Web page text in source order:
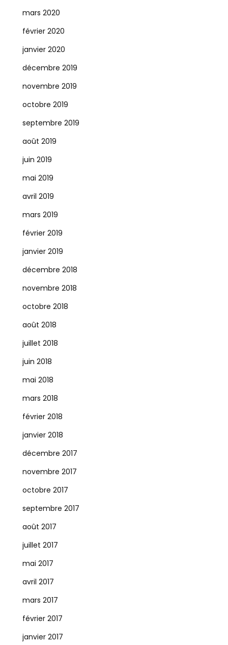
mars 2020
février 2020
janvier 2020
décembre 2019
novembre 2019
octobre 2019
septembre 2019
août 2019
juin 2019
mai 2019
avril 2019
mars 2019
février 2019
janvier 2019
décembre 2018
novembre 2018
octobre 2018
août 2018
juillet 2018
juin 2018
mai 2018
mars 2018
février 2018
janvier 2018
décembre 2017
novembre 2017
octobre 2017
septembre 2017
août 2017
juillet 2017
mai 2017
avril 2017
mars 2017
février 2017
janvier 2017